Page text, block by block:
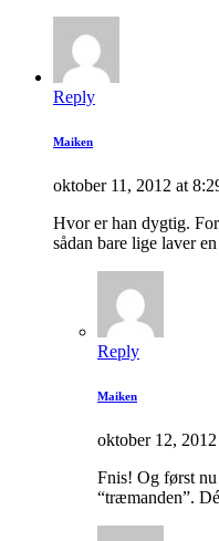
Reply
Maiken
oktober 11, 2012 at
Hvor er han dygtig.
sådan bare lige laver
Reply
Maiken
oktober 12,
Fnis! Og først
“træmanden”.